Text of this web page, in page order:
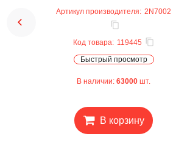
Артикул производителя: 2N7002
Код товара: 119445
Быстрый просмотр
В наличии: 63000 шт.
В корзину